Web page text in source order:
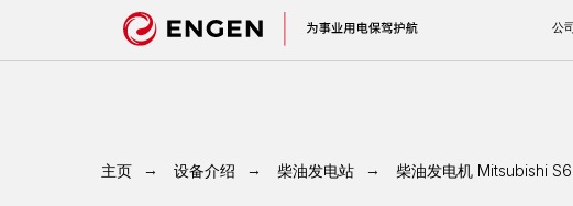
主页 → 设备介绍 → 柴油发电站 → 柴油发电机 Mitsubishi